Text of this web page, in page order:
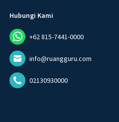
Hubungi Kami
+62 815-7441-0000
info@ruangguru.com
02130930000